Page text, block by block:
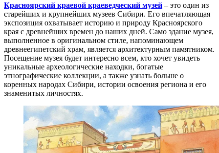
Красноярский краевой краеведческий музей – это один из
старейших и крупнейших музеев Сибири. Его впечатляющая
экспозиция охватывает историю и природу Красноярского
края с древнейших времен до наших дней. Само здание музея,
выполненное в оригинальном стиле, напоминающем
древнеегипетский храм, является архитектурным памятником.
Посещение музея будет интересно всем, кто хочет увидеть
уникальные археологические находки, богатые
этнографические коллекции, а также узнать больше о
коренных народах Сибири, истории освоения региона и его
знаменитых личностях.